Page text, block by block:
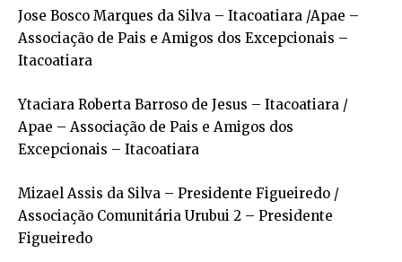
Jose Bosco Marques da Silva – Itacoatiara /Apae –
Associação de Pais e Amigos dos Excepcionais –
Itacoatiara
Ytaciara Roberta Barroso de Jesus – Itacoatiara /
Apae – Associação de Pais e Amigos dos
Excepcionais – Itacoatiara
Mizael Assis da Silva – Presidente Figueiredo /
Associação Comunitária Urubui 2 – Presidente
Figueiredo